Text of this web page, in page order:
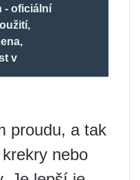
- oficiální
v
proudu, a tak
nebo